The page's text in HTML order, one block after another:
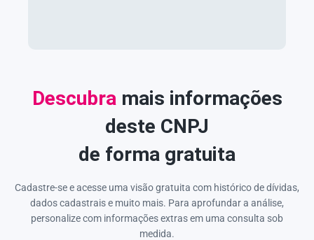
Descubramais informações
deste CNPJ
de forma gratuita
Cadastre-se e acesse uma visão gratuita com histórico de dívidas,
dados cadastrais e muito mais. Para aprofundar a análise,
personalize com informações extras em uma consulta sob
medida.